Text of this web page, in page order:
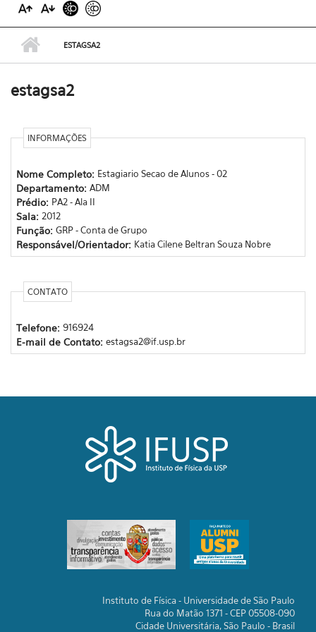
ESTAGSA2
estagsa2
INFORMAÇÕES
Nome Completo: Estagiario Secao de Alunos - 02
Departamento: ADM
Prédio: PA2 - Ala II
Sala: 2012
Função: GRP - Conta de Grupo
Responsável/Orientador: Katia Cilene Beltran Souza Nobre
CONTATO
Telefone: 916924
E-mail de Contato: estagsa2@if.usp.br
Instituto de Física - Universidade de São Paulo
Rua do Matão 1371 - CEP 05508-090
Cidade Universitária, São Paulo - Brasil